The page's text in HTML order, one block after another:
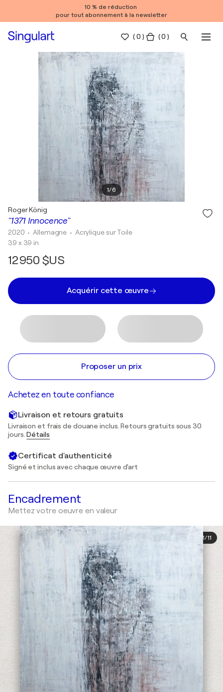
10 % de réduction
pour tout abonnement à la newsletter
(0 ) ( 0 )
1/6
"1371 Innocence"
Roger König
2020 • Allemagne • Acrylique sur Toile
39 x 39 in
12 950 $US
Acquérir cette œuvre
Proposer un prix
Achetez en toute confiance
Livraison et retours gratuits
Livraison et frais de douane inclus. Retours gratuits sous 30
jours.Détails
Certificat d'authenticité
Signé et inclus avec chaque œuvre d'art
Encadrement
Mettez votre oeuvre en valeur
1/11